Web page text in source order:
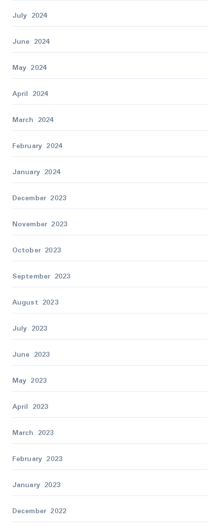
July 2024
June 2024
May 2024
April 2024
March 2024
February 2024
January 2024
December 2023
November 2023
October 2023
September 2023
August 2023
July 2023
June 2023
May 2023
April 2023
March 2023
February 2023
January 2023
December 2022